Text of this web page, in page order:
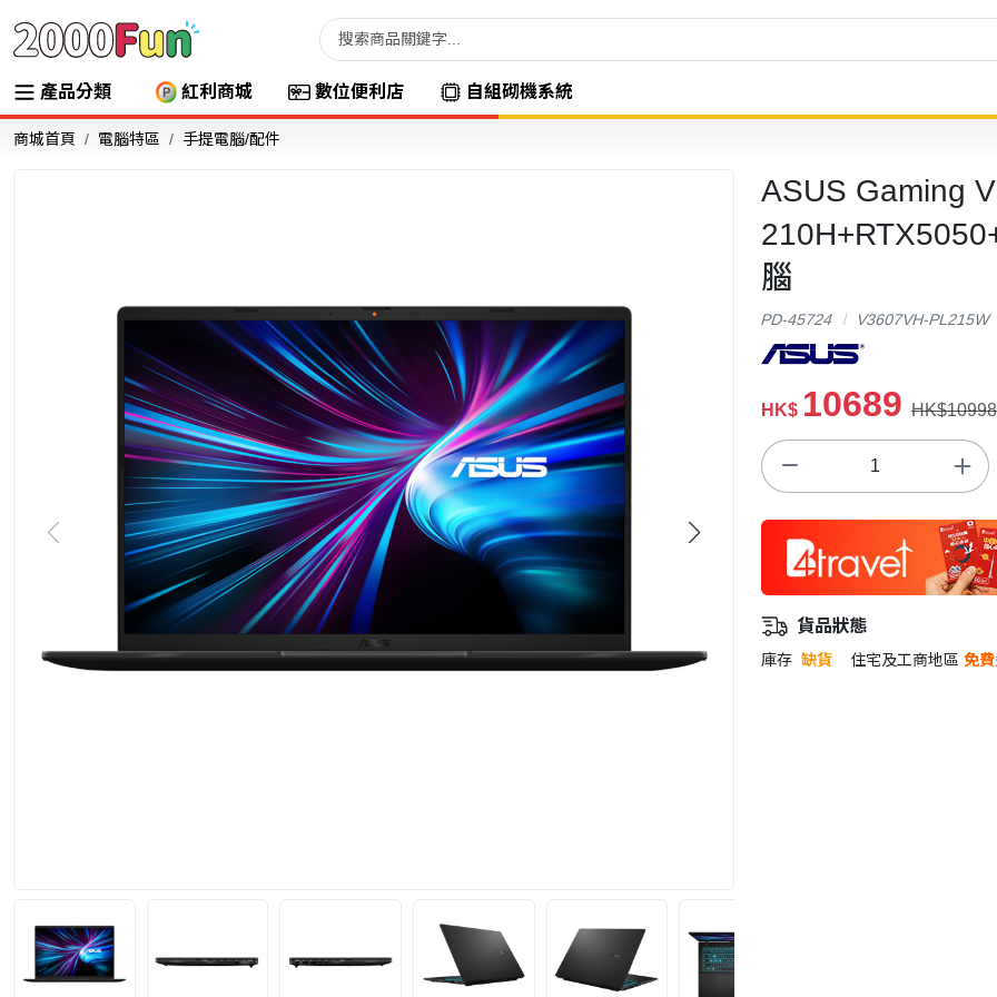
產品分類 紅利商城 數位便利店 自組砌機系統
商城首頁 電腦特區 手提電腦/配件
ASUS Gaming
腦
PD-45724 V3607VH-PL215W
HK$ 10689 HK$10998
貨品狀態
庫存 缺貨 住宅及工商地區 免